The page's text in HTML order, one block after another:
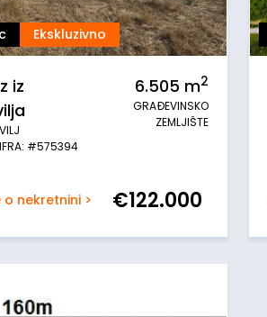
Ekskluzivno
iz
#575394
6.505 m2
GRAĐEVINSKO
ZEMLJIŠTE
o nekretnini > €122.000